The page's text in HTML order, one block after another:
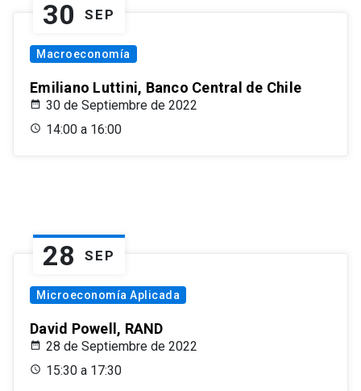
30 SEP
Macroeconomía
Emiliano Luttini, Banco Central de Chile
30 de Septiembre de 2022
14:00 a 16:00
28 SEP
Microeconomía Aplicada
David Powell, RAND
28 de Septiembre de 2022
15:30 a 17:30